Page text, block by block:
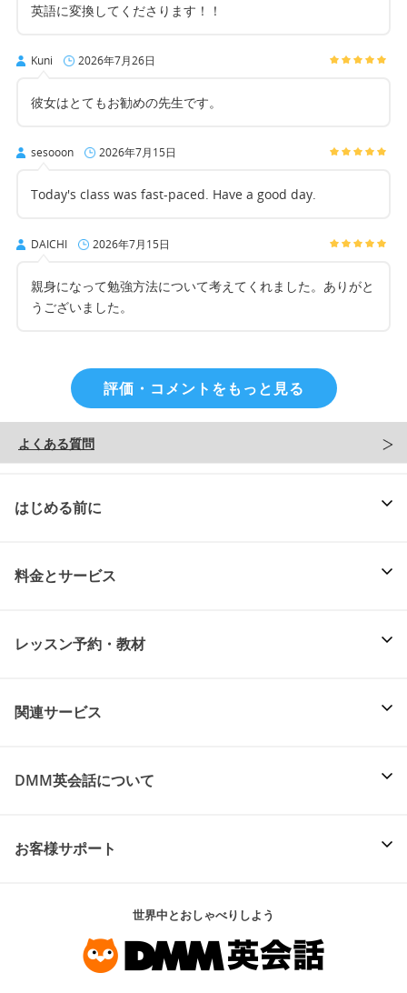
英語に変換してくださります！！
Kuni 2026年7月26日
彼女はとてもお勧めの先生です。
sesooon 2026年7月15日
Today's class was fast-paced. Have a good day.
DAICHI 2026年7月15日
親身になって勉強方法について考えてくれました。ありがと
うございました。
評価・コメントをもっと見る
よくある質問
はじめる前に
料金とサービス
レッスン予約・教材
関連サービス
DMM英会話について
お客様サポート
世界中とおしゃべりしよう